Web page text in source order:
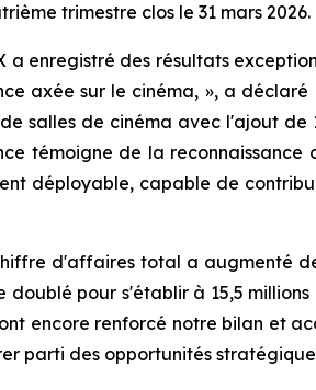
trimestre clos le 31 mars 2026.
a enregistré des résultats
axée sur le cinéma, », a
salles de cinéma avec l'ajout de
témoigne de la
déployable, capable de
d'affaires total a augmenté
doublé pour s'établir à 15,5
encore renforcé notre bilan et
parti des opportunités